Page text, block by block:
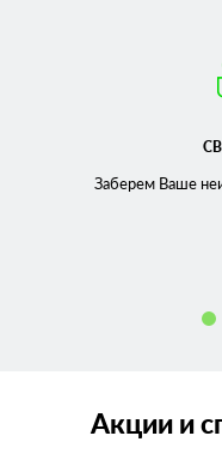
Заберем Ваше
Акции и